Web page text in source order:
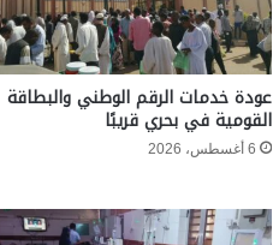
عودة خدمات الرقم الوطني والبطاقة
القومية في بحري قريبًا
6 أغسطس، 2026